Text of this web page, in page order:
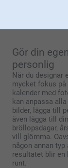
koll på alla
så att du alltid
Gör din
personlig
När du designar
mycket fokus på
kalender med
kan anpassa
bilder, lägga till
även lägga till
bröllopsdagar,
vill glömma.
någon annan
resultatet blir en
runt.